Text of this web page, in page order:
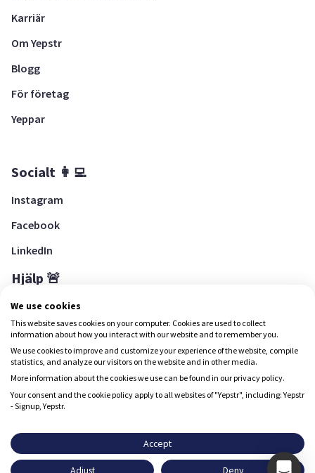
Karriär
Om Yepstr
Blogg
För företag
Yeppar
Socialt 👩‍💻
Instagram
Facebook
LinkedIn
Hjälp 🚨
Hjälpcenter
Ladda ned Yepstr
Ladda ned Yepstr
Yepstr AB • Org. 556997-9817 • Skeppsbron 28, 111 30
upplevelse.
We use cookies
This website saves cookies on your computer. Cookies are used to collect
information about how you interact with our website and to remember you.
We use cookies to improve and customize your experience of the website, compile
statistics, and analyze our visitors on the website and in other media.
More information about the cookies we use can be found in our privacy policy.
Your consent and the cookie policy apply to all websites of "Yepstr", including: Yepstr
- Signup, Yepstr.
Accept
Adjust Deny